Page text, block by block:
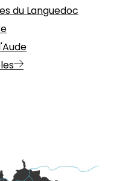
du Languedoc